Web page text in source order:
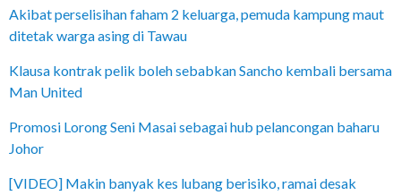
Akibat perselisihan faham 2 keluarga, pemuda kampung maut
ditetak warga asing di Tawau
Klausa kontrak pelik boleh sebabkan Sancho kembali bersama
Man United
Promosi Lorong Seni Masai sebagai hub pelancongan baharu
Johor
[VIDEO] Makin banyak kes lubang berisiko, ramai desak